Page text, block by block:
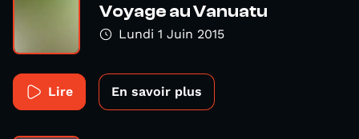
Voyage au Vanuatu
Lundi 1 Juin 2015
Lire En savoir plus